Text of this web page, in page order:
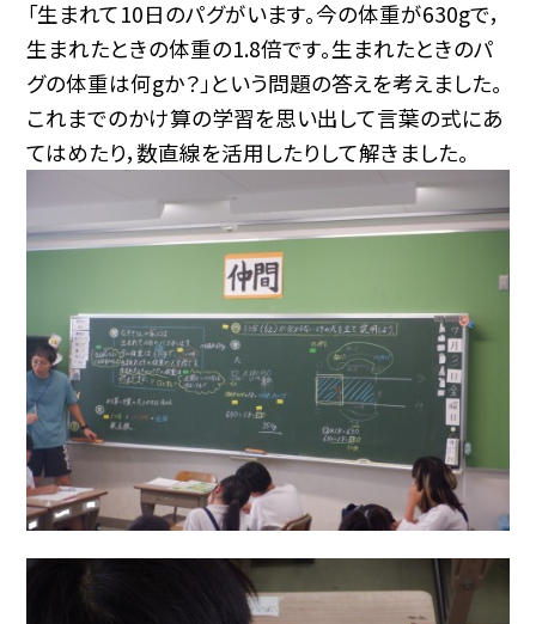
「生まれて10日のパグがいます。今の体重が630gで，
生まれたときの体重の1.8倍です。生まれたときのパ
グの体重は何gか？」という問題の答えを考えました。
これまでのかけ算の学習を思い出して言葉の式にあ
てはめたり，数直線を活用したりして解きました。